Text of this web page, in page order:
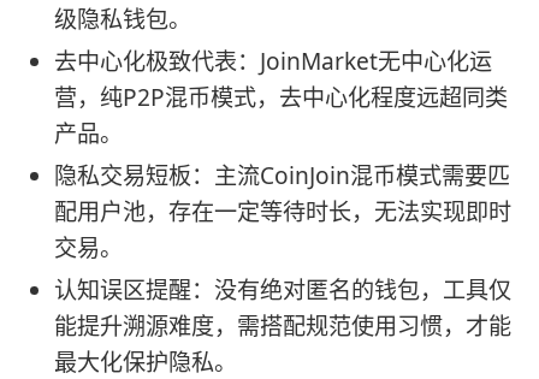
级隐私钱包。
去中心化极致代表：JoinMarket无中心化运
营，纯P2P混币模式，去中心化程度远超同类
产品。
隐私交易短板：主流CoinJoin混币模式需要匹
配用户池，存在一定等待时长，无法实现即时
交易。
认知误区提醒：没有绝对匿名的钱包，工具仅
能提升溯源难度，需搭配规范使用习惯，才能
最大化保护隐私。